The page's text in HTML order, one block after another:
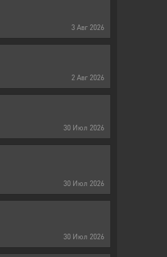
3 Авг 2026
2 Авг 2026
30 Июл 2026
30 Июл 2026
30 Июл 2026